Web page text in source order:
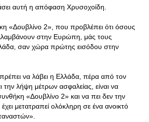
αυτή η απόφαση Χρυσοχοίδη.
«Δουβλίνο 2», που προβλέπει ότι όσους
στην Ευρώπη, μάς τους
σαν χώρα πρώτης εισόδου στην
να λάβει η Ελλάδα, πέρα από τον
λήψη μέτρων ασφαλείας, είναι να
«Δουβλίνο 2» και να πει δεν την
μετατραπεί ολόκληρη σε ένα ανοικτό